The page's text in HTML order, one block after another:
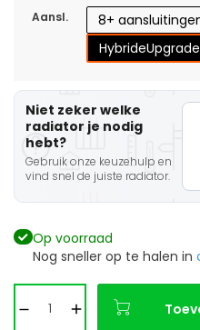
Aansl.
8+
Hybride
Niet zeker welke
radiator je nodig
hebt?
Gebruik onze keuzehulp en
vind snel de juiste radiator.
Op voorraad
Nog sneller op te halen in